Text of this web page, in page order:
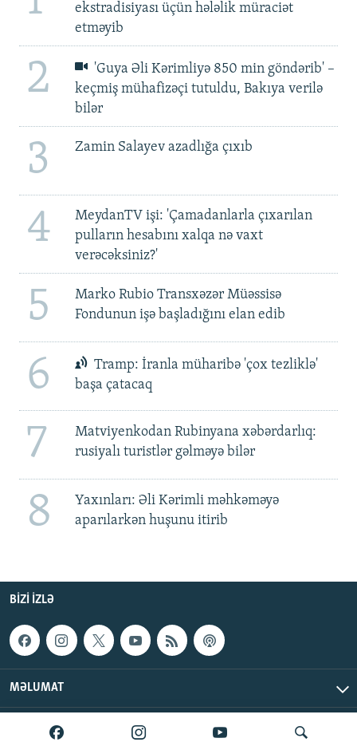
ekstradisiyası üçün hələlik müraciət
etməyib
2
'Guya Əli Kərimliyə 850 min göndərib' –
keçmiş mühafizəçi tutuldu, Bakıya verilə
bilər
3 Zamin Salayev azadlığa çıxıb
4
MeydanTV işi: 'Çamadanlarla çıxarılan
pulların hesabını xalqa nə vaxt
verəcəksiniz?'
5
Marko Rubio Transxəzər Müəssisə
Fondunun işə başladığını elan edib
6
Tramp: İranla müharibə 'çox tezliklə'
başa çatacaq
7
Matviyenkodan Rubinyana xəbərdarlıq:
rusiyalı turistlər gəlməyə bilər
8
Yaxınları: Əli Kərimli məhkəməyə
aparılarkən huşunu itirib
BIZI IZLƏ
MƏLUMAT
AzadlıqRadiosu © 2026 Inc. | Bütün hüquqlar qorunur